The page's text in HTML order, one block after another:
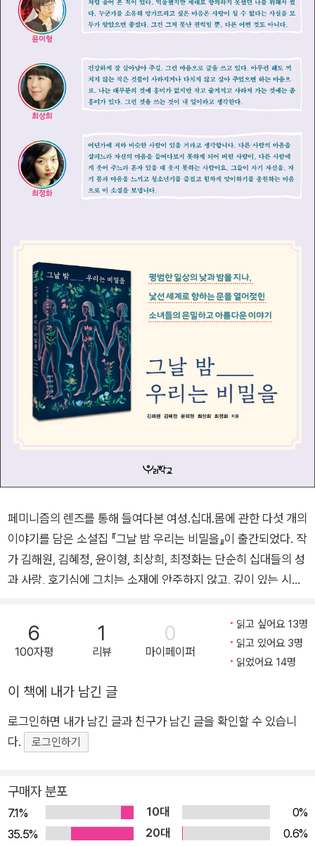
페미니즘의 렌즈를 통해 들여다본 여성.십대.몸에 관한 다섯 개의
이야기를 담은 소설집 『그날 밤 우리는 비밀을』이 출간되었다. 작
가 김해원, 김혜정, 윤이형, 최상희, 최정화는 단순히 십대들의 성
과 사랑, 호기심에 그치는 소재에 안주하지 않고, 깊이 있는 시선
이 담긴 다섯 작품을 읽는 동안 우리는 서로 다른 이야기에서 ‘비
밀’이라는 공통분모를 마주한다. 몸, 여성의 몸, 그중에서도 십대
여성의 몸은 어쩌면 인류 역사상 가장 은밀하고 비밀스러운 영역
이었기 때문일까. 폭력적인 역사의 상처가 훑고 지나가고, 규제와
억압에 결코 자유로울 수 없으며, 사회적인 편견으로 인해 숱한
차별과 혐오를 맞닥뜨리면서도 끝내 이 모든 위험을 넘어서기로
자 지금 여기 너와 나, 우리의 연대이며 훗날 또 다른 소녀들에게
가닿을 새로운 가능성일지 모른다. 그리고 그 이야기들은 어느
날, 우리만 아는 깊은 어둠 속에서 비밀스레 시작되기 마련일 테
6
100자평
1
리뷰
0
마이페이퍼
읽고 싶어요 13명
읽고 있어요 3명
읽었어요 14명
이 책에 내가 남긴 글
로그인하면 내가 남긴 글과 친구가 남긴 글을 확인할 수 있습니
다.
로그인하기
구매자 분포
7.1% 10대
0%
35.5%
20대
0.6%